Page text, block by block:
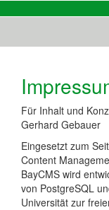
Für Inhalt und
Gerhard Gebauer
Eingesetzt zum
Content
BayCMS wird
von PostgreSQL
Universität zur